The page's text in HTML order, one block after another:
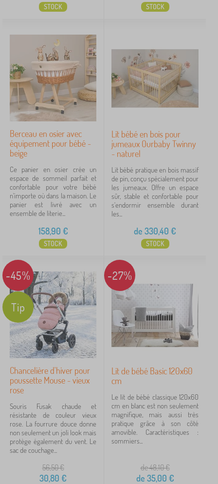
STOCK STOCK
Berceau en osier avec
équipement pour bébé -
beige
Ce panier en osier crée un
espace de sommeil parfait et
confortable pour votre bébé
n'importe où dans la maison. Le
panier est livré avec un
ensemble de literie...
158,90 €
STOCK
Lit bébé en bois pour
jumeaux Ourbaby Twinny
- naturel
Lit bébé pratique en bois massif
de pin, conçu spécialement pour
les jumeaux. Offre un espace
sûr, stable et confortable pour
s'endormir ensemble durant
les...
de 330,40 €
STOCK
-45%
Tip
Chancelière d'hiver pour
poussette Mouse - vieux
rose
Souris Fusak chaude et
résistante de couleur vieux
rose. La fourrure douce donne
non seulement un joli look mais
protège également du vent. Le
sac de couchage...
56,50€
30,80 €
-27%
Lit de bébé Basic 120x60
cm
Le lit de bébé classique 120x60
cm en blanc est non seulement
magnifique, mais aussi très
pratique grâce à son côté
amovible. Caractéristiques :
sommiers...
de 48,10€
de 35,00 €